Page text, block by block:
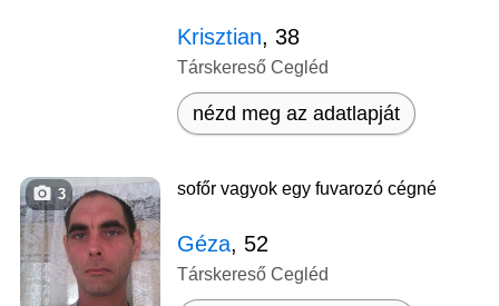
Krisztian, 38
Társkereső Cegléd
nézd meg az adatlapját
3 sofőr vagyok egy fuvarozó cégné
Géza, 52
Társkereső Cegléd